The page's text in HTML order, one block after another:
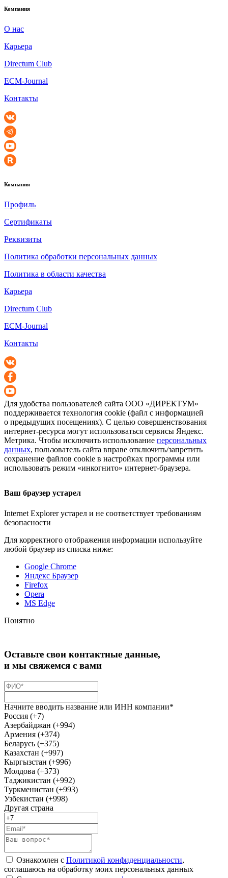
Компания
О нас
Карьера
Directum Club
ECM-Journal
Контакты
Компания
Профиль
Сертификаты
Реквизиты
Политика обработки персональных данных
Политика в области качества
Карьера
Directum Club
ECM-Journal
Контакты
Для удобства пользователей сайта ООО «ДИРЕКТУМ»
поддерживается технология cookie (файл с информацией
о предыдущих посещениях). С целью совершенствования
интернет-ресурса могут использоваться сервисы Яндекс.
Метрика. Чтобы исключить использование персональных
данных, пользователь сайта вправе отключить/запретить
сохранение файлов cookie в настройках программы или
использовать режим «инкогнито» интернет-браузера.
Ваш браузер устарел
Internet Explorer устарел и не соответствует требованиям
безопасности
Для корректного отображения информации используйте
любой браузер из списка ниже:
Google Chrome
Яндекс Браузер
Firefox
Opera
MS Edge
Понятно
Оставьте свои контактные данные,
и мы свяжемся с вами
Начните вводить название или ИНН компании*
Россия (+7)
Азербайджан (+994)
Армения (+374)
Беларусь (+375)
Казахстан (+997)
Кыргызстан (+996)
Молдова (+373)
Таджикистан (+992)
Туркменистан (+993)
Узбекистан (+998)
Другая страна
Ознакомлен с Политикой конфиденциальности,
соглашаюсь на обработку моих персональных данных